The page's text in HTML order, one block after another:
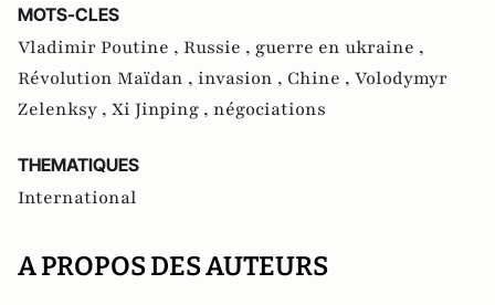
MOTS-CLES
Vladimir Poutine , Russie , guerre en ukraine ,
Révolution Maïdan , invasion , Chine , Volodymyr
Zelenksy , Xi Jinping , négociations
THEMATIQUES
International
A PROPOS DES AUTEURS